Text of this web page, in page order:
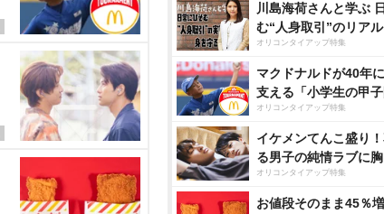
川島海荷さんと学ぶ
む“人身取引”のリアル
オリコンタイアップ特集
マクドナルドが40年
支える「小学生の甲子
オリコンタイアップ特集
イケメンてんこ盛り
る男子の純情ラブに
オリコンタイアップ特集
お値段そのまま45％